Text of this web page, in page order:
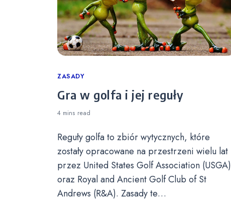
Categories
ZASADY
Gra w golfa i jej reguły
4 mins read
Reguły golfa to zbiór wytycznych, które
zostały opracowane na przestrzeni wielu lat
przez United States Golf Association (USGA)
oraz Royal and Ancient Golf Club of St
Andrews (R&A). Zasady te…